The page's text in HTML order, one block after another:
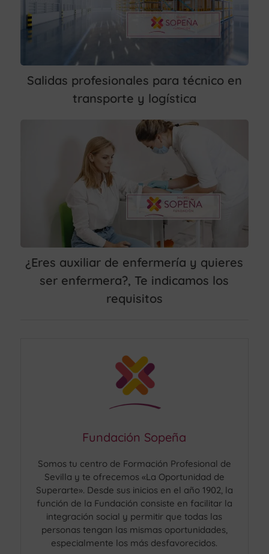
Salidas profesionales para técnico en
transporte y logística
¿Eres auxiliar de enfermería y quieres
ser enfermera?, Te indicamos los
requisitos
Fundación Sopeña
Somos tu centro de Formación Profesional de
Sevilla y te ofrecemos «La Oportunidad de
Superarte». Desde sus inicios en el año 1902, la
función de la Fundación consiste en facilitar la
integración social y permitir que todas las
personas tengan las mismas oportunidades,
especialmente los más desfavorecidos.